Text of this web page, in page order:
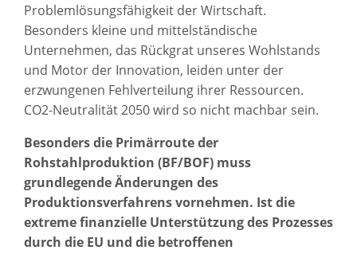
Problemlösungsfähigkeit der Wirtschaft.
Besonders kleine und mittelständische
Unternehmen, das Rückgrat unseres Wohlstands
und Motor der Innovation, leiden unter der
erzwungenen Fehlverteilung ihrer Ressourcen.
CO2-Neutralität 2050 wird so nicht machbar sein.
Besonders die Primärroute der
Rohstahlproduktion (BF/BOF) muss
grundlegende Änderungen des
Produktionsverfahrens vornehmen. Ist die
extreme finanzielle Unterstützung des Prozesses
durch die EU und die betroffenen